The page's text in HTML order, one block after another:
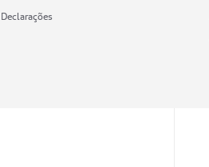
Declarações